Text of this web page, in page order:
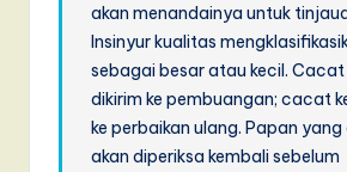
akan menandainya untuk
Insinyur kualitas
sebagai besar atau kecil.
dikirim ke pembuangan; cacat
ke perbaikan ulang. Papan
akan diperiksa kembali sebelum